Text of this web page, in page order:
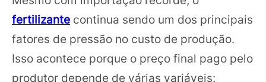
fertilizante continua sendo um dos principais
fatores de pressão no custo de produção.
Isso acontece porque o preço final pago pelo
produtor depende de várias variáveis: